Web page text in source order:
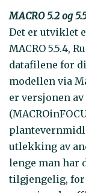
MACRO 5.2 og
Det er utviklet
MACRO 5.5.4,
datafilene for
modellen via
er versjonen av
utlekking av
lenge man har
tilgjengelig, for